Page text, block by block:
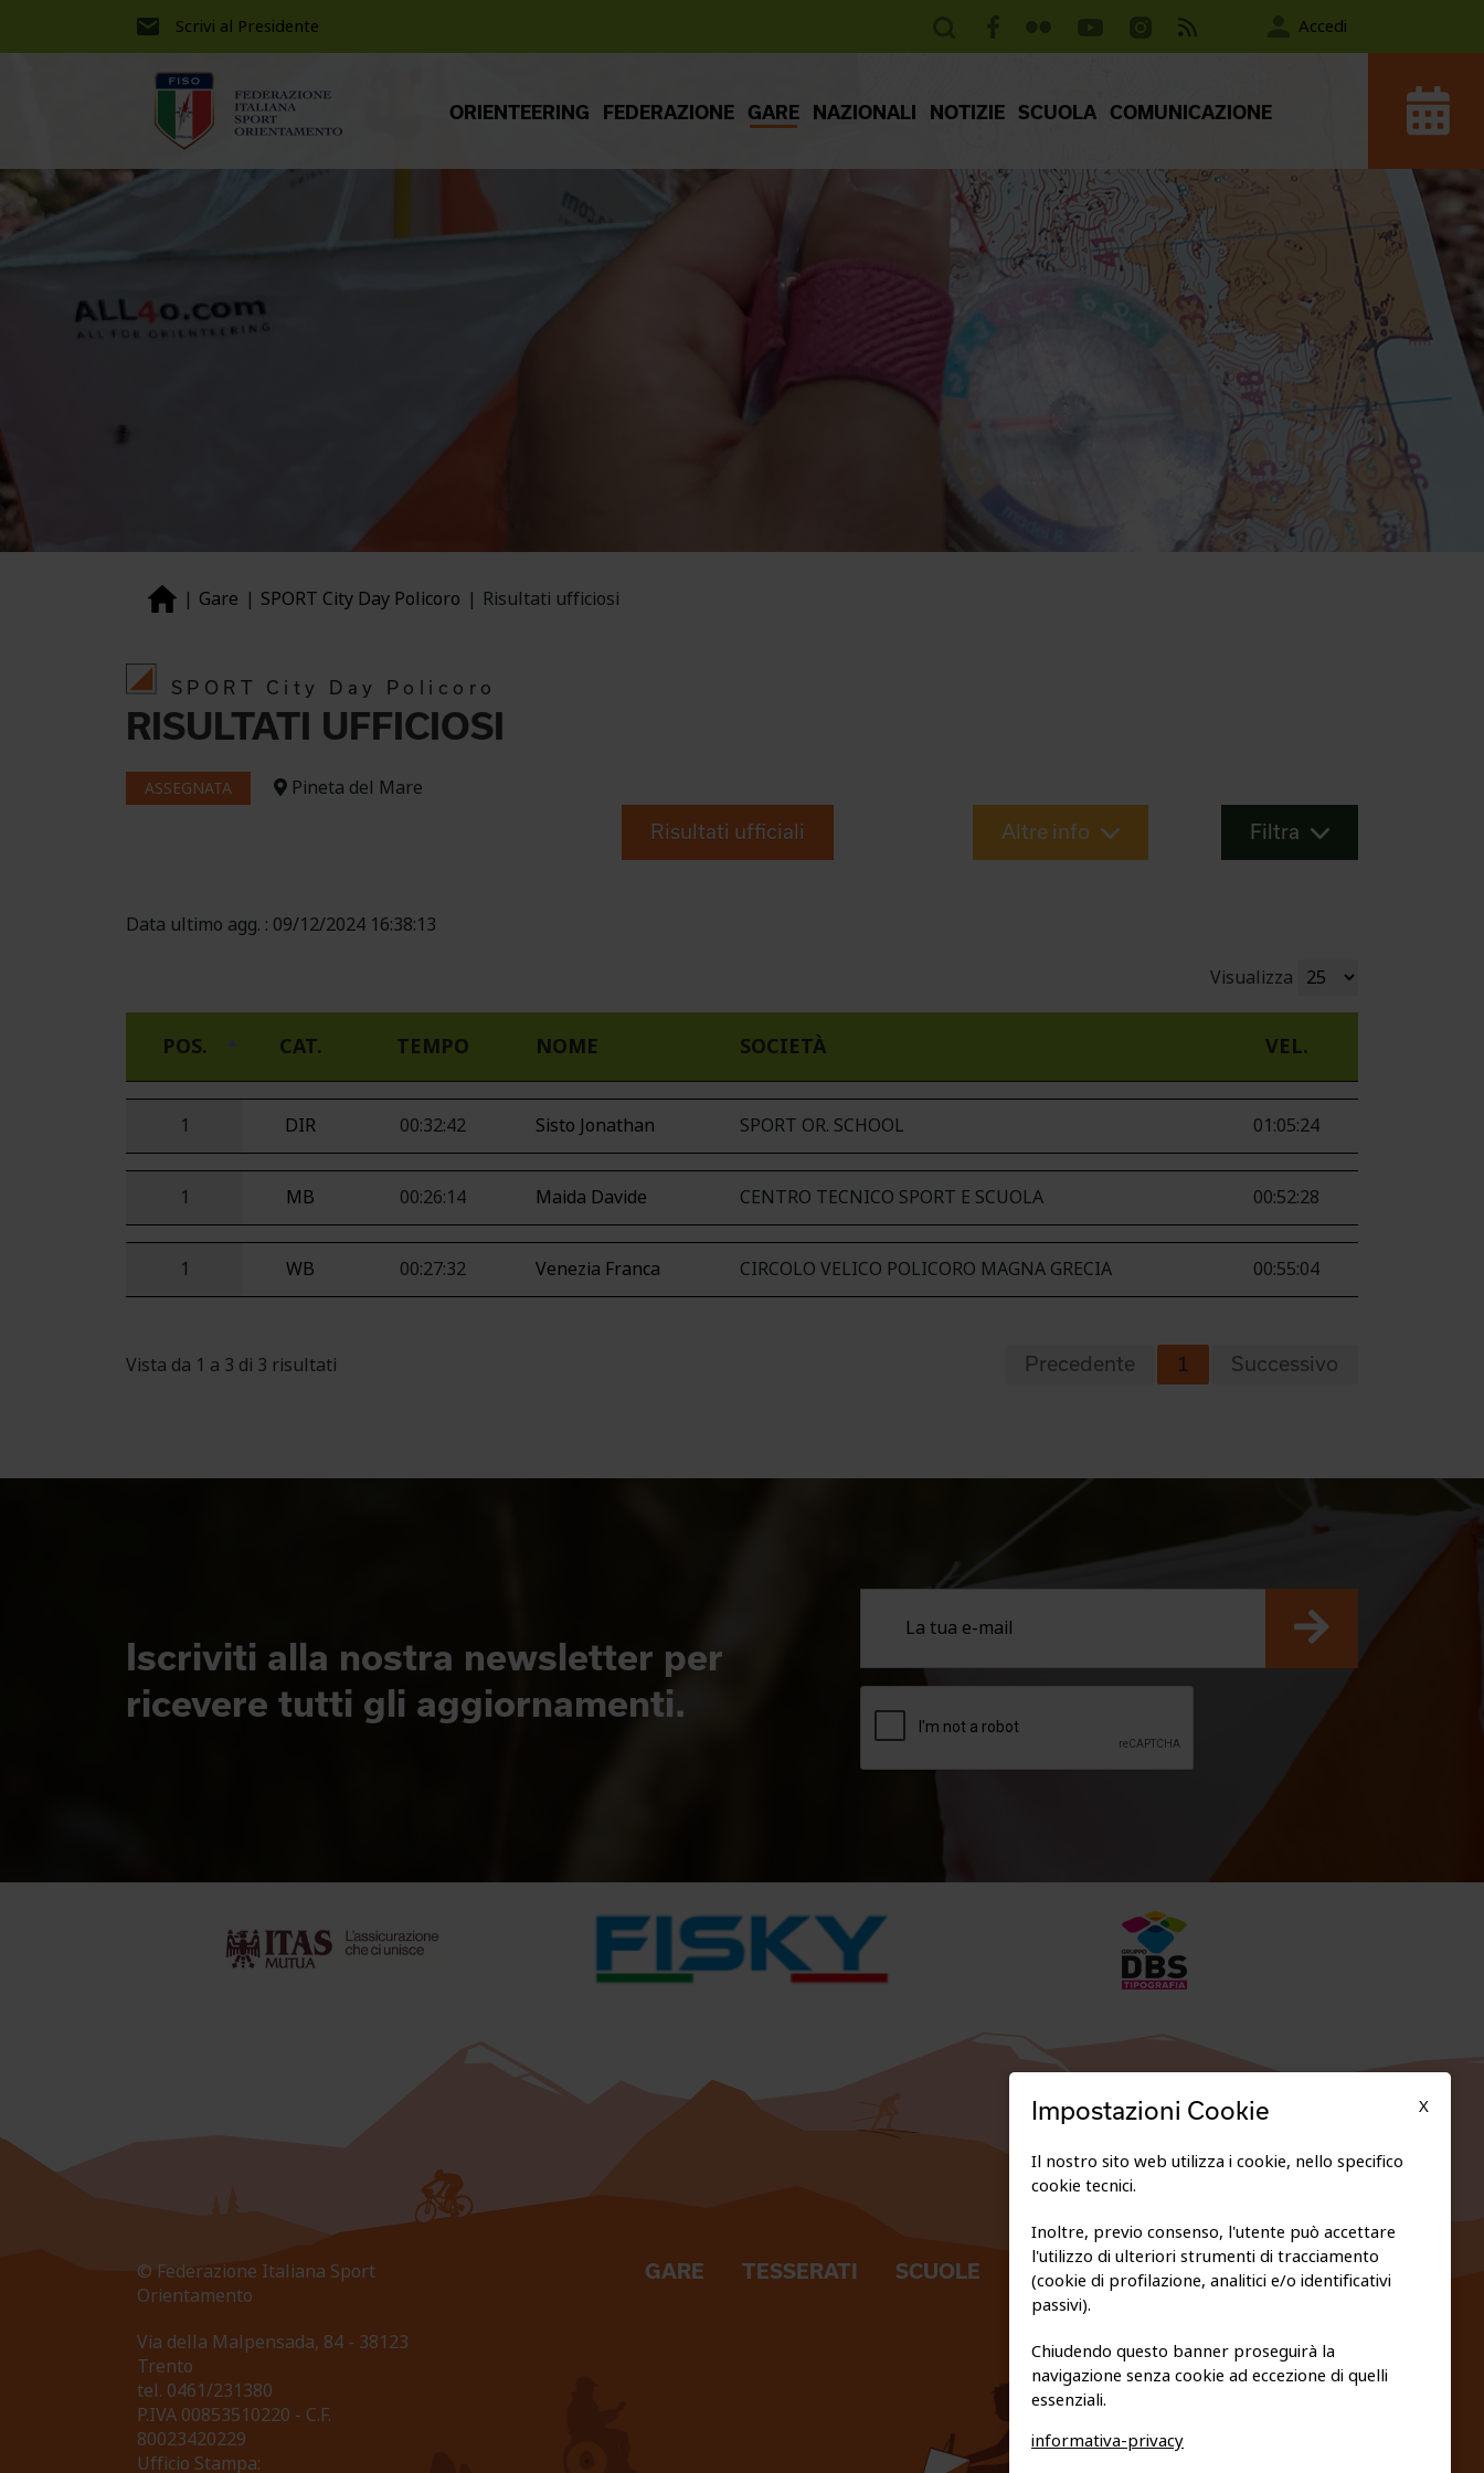
Scrivi al Presidente Accedi
ORIENTEERING FEDERAZIONE GARE NAZIONALI NOTIZIE SCUOLA COMUNICAZIONE
Gare SPORT City Day Policoro Risultati ufficiosi
SPORT City Day Policoro
RISULTATI UFFICIOSI
ASSEGNATA Pineta del Mare
Risultati ufficiali Altre info Filtra
Data ultimo agg. : 09/12/2024 16:38:13
Visualizza
POS. CAT. TEMPO NOME SOCIETÀ VEL.
1 DIR 00:32:42 Sisto Jonathan SPORT OR. SCHOOL 01:05:24
1 MB 00:26:14 Maida Davide CENTRO TECNICO SPORT E SCUOLA 00:52:28
1 WB 00:27:32 Venezia Franca CIRCOLO VELICO POLICORO MAGNA GRECIA 00:55:04
Vista da 1 a 3 di 3 risultati Precedente 1 Successivo
Iscriviti alla nostra newsletter per
ricevere tutti gli aggiornamenti.
© Federazione Italiana Sport
Orientamento
Via della Malpensada, 84 - 38123
Trento
tel. 0461/231380
P.IVA 00853510220 - C.F.
80023420229
Ufficio Stampa:
GARE TESSERATI SCUOLE
FEDERAZIONE TRASPARENTE
PRIVACY E COOKIE POLICY
X
Impostazioni Cookie
Il nostro sito web utilizza i cookie, nello specifico
cookie tecnici.
Inoltre, previo consenso, l'utente può accettare
l'utilizzo di ulteriori strumenti di tracciamento
(cookie di profilazione, analitici e/o identificativi
passivi).
Chiudendo questo banner proseguirà la
navigazione senza cookie ad eccezione di quelli
essenziali.
informativa-privacy